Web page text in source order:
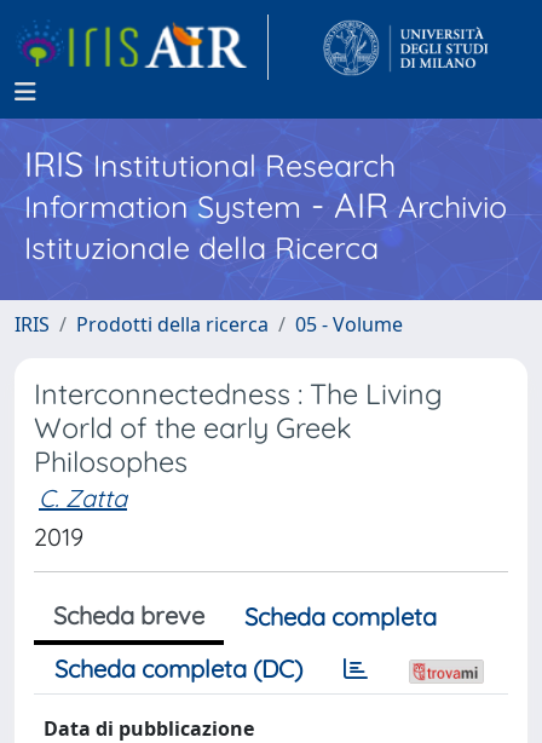
IRISInstitutional Research
Information System - AIR Archivio
Istituzionale della Ricerca
IRIS Prodotti della ricerca 05 - Volume
Interconnectedness : The Living
World of the early Greek
Philosophes
C. Zatta
2019
Scheda breve
Scheda completa
Scheda completa (DC)
Data di pubblicazione